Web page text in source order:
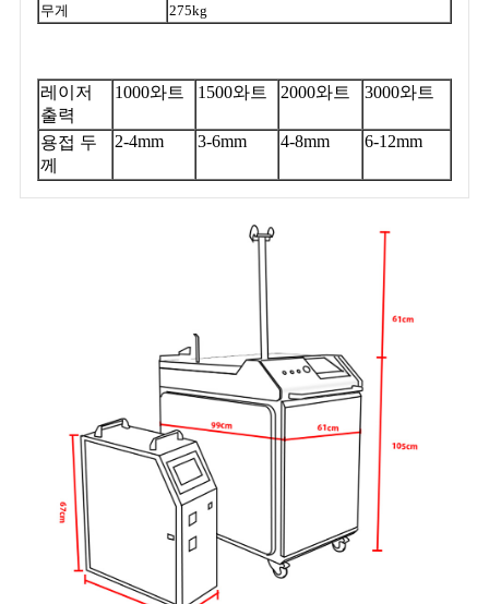
무게
275kg
레이저
출력
1000와트 1500와트 2000와트 3000와트
용접 두
께
2-4mm 3-6mm 4-8mm 6-12mm